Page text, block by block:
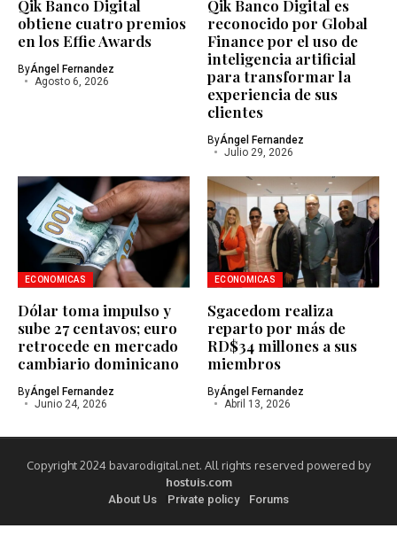
Qik Banco Digital
obtiene cuatro premios
en los Effie Awards
ByÁngel Fernandez
Agosto 6, 2026
Qik Banco Digital es
reconocido por Global
Finance por el uso de
inteligencia artificial
para transformar la
experiencia de sus
clientes
ByÁngel Fernandez
Julio 29, 2026
ECONOMICAS
Dólar toma impulso y
sube 27 centavos; euro
retrocede en mercado
cambiario dominicano
ByÁngel Fernandez
Junio 24, 2026
ECONOMICAS
Sgacedom realiza
reparto por más de
RD$34 millones a sus
miembros
ByÁngel Fernandez
Abril 13, 2026
Copyright 2024 bavarodigital.net. All rights reserved powered by
hostuis.com
About Us Private policy Forums